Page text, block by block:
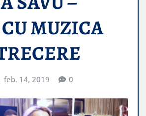
MUZICA
feb. 14, 2019 0